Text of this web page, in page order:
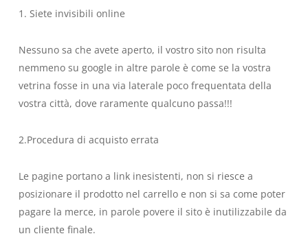
1. Siete invisibili online
Nessuno sa che avete aperto, il vostro sito non risulta
nemmeno su google in altre parole è come se la vostra
vetrina fosse in una via laterale poco frequentata della
vostra città, dove raramente qualcuno passa!!!
2.Procedura di acquisto errata
Le pagine portano a link inesistenti, non si riesce a
posizionare il prodotto nel carrello e non si sa come poter
pagare la merce, in parole povere il sito è inutilizzabile da
un cliente finale.